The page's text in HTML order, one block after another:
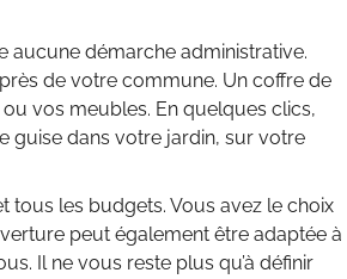
aucune démarche administrative.
de votre commune. Un coffre de
vos meubles. En quelques clics,
guise dans votre jardin, sur votre
tous les budgets. Vous avez le choix
peut également être adaptée à
Il ne vous reste plus qu’à définir